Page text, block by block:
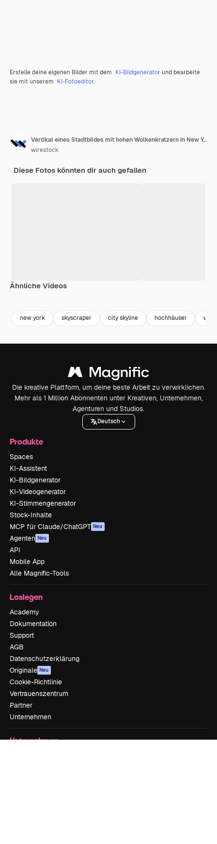
Erstelle deine eigenen Bilder mit dem KI-Bildgenerator und bearbeite
sie mit unserem KI-Fotoeditor.
Vertikal eines Stadtbildes mit hohen Wolkenkratzern in New York, USA
wirestock
Diese Fotos könnten dir auch gefallen
Ähnliche Videos
new york skyscraper city skyline hochhäuser
Die kreative Plattform, um deine beste Arbeit zu verwirklichen.
Mehr als 1 Million Abonnenten unter Kreativen, Unternehmen,
Agenturen und Studios.
Deutsch
Produkte
Spaces
KI-Assistent
KI-Bildgenerator
KI-Videogenerator
KI-Stimmengenerator
Stock-Inhalte
MCP für Claude/ChatGPT Neu
Agenten Neu
API
Mobile App
Alle Magnific-Tools
Loslegen
Academy
Dokumentation
Support
AGB
Datenschutzerklärung
Originale Neu
Cookie-Richtlinie
Vertrauenszentrum
Partner
Unternehmen
Unternehmen